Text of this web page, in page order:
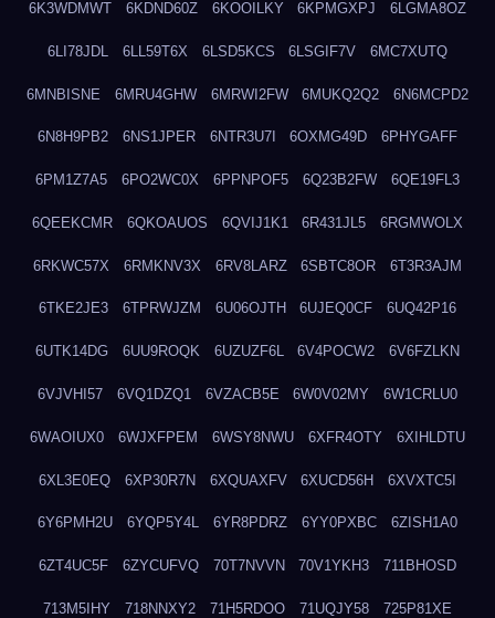
6K3WDMWT 6KDND60Z 6KOOILKY 6KPMGXPJ 6LGMA8OZ
6LI78JDL 6LL59T6X 6LSD5KCS 6LSGIF7V 6MC7XUTQ
6MNBISNE 6MRU4GHW 6MRWI2FW 6MUKQ2Q2 6N6MCPD2
6N8H9PB2 6NS1JPER 6NTR3U7I 6OXMG49D 6PHYGAFF
6PM1Z7A5 6PO2WC0X 6PPNPOF5 6Q23B2FW 6QE19FL3
6QEEKCMR 6QKOAUOS 6QVIJ1K1 6R431JL5 6RGMWOLX
6RKWC57X 6RMKNV3X 6RV8LARZ 6SBTC8OR 6T3R3AJM
6TKE2JE3 6TPRWJZM 6U06OJTH 6UJEQ0CF 6UQ42P16
6UTK14DG 6UU9ROQK 6UZUZF6L 6V4POCW2 6V6FZLKN
6VJVHI57 6VQ1DZQ1 6VZACB5E 6W0V02MY 6W1CRLU0
6WAOIUX0 6WJXFPEM 6WSY8NWU 6XFR4OTY 6XIHLDTU
6XL3E0EQ 6XP30R7N 6XQUAXFV 6XUCD56H 6XVXTC5I
6Y6PMH2U 6YQP5Y4L 6YR8PDRZ 6YY0PXBC 6ZISH1A0
6ZT4UC5F 6ZYCUFVQ 70T7NVVN 70V1YKH3 711BHOSD
713M5IHY 718NNXY2 71H5RDOO 71UQJY58 725P81XE